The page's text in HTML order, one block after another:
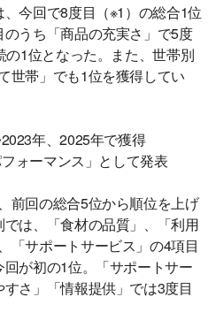
今回で8度目（※1）の総合1位
うち「商品の充実さ」で5度
1位となった。また、世帯別
世帯」でも1位を獲得してい
年、2025年で獲得
ォーマンス」として発表
前回の総合5位から順位を上げ
は、「食材の品質」、「利用
「サポートサービス」の4項目
が初の1位。「サポートサー
さ」「情報提供」では3度目